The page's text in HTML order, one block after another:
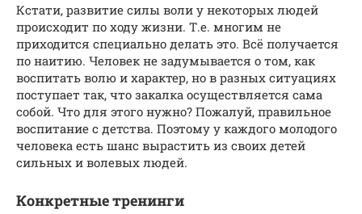
Кстати, развитие силы воли у некоторых людей
происходит по ходу жизни. Т.е. многим не
приходится специально делать это. Всё получается
по наитию. Человек не задумывается о том, как
воспитать волю и характер, но в разных ситуациях
поступает так, что закалка осуществляется сама
собой. Что для этого нужно? Пожалуй, правильное
воспитание с детства. Поэтому у каждого молодого
человека есть шанс вырастить из своих детей
сильных и волевых людей.
Конкретные тренинги